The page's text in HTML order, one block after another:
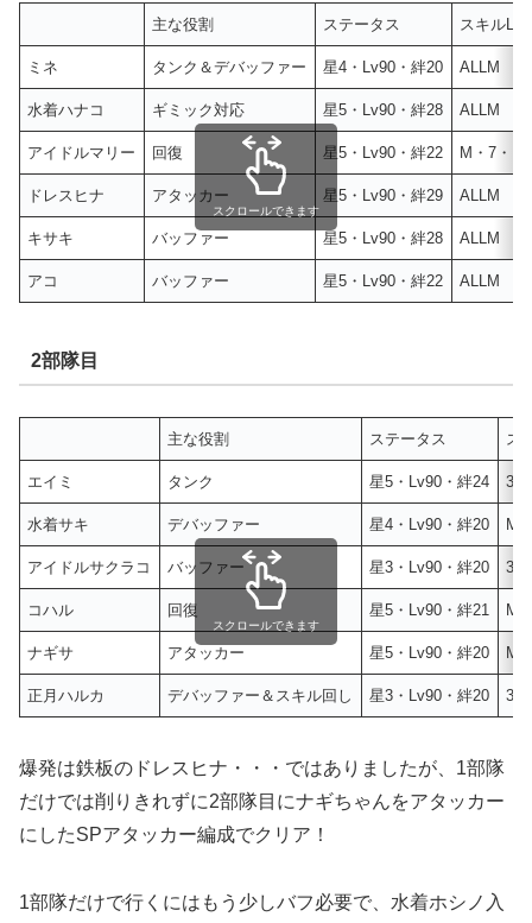
主な役割 ステータス スキルLv
ミネ タンク＆デバッファー 星4・Lv90・絆20 ALLM
水着ハナコ ギミック対応 星5・Lv90・絆28 ALLM
アイドルマリー 回復 星5・Lv90・絆22 M・7・M
ドレスヒナ アタッカー 星5・Lv90・絆29 ALLM
キサキ バッファー 星5・Lv90・絆28 ALLM
アコ バッファー 星5・Lv90・絆22 ALLM
スクロールできます
2部隊目
主な役割 ステータス ス
エイミ タンク 星5・Lv90・絆24 3
水着サキ デバッファー 星4・Lv90・絆20 M
アイドルサクラコ バッファー 星3・Lv90・絆20 3
コハル 回復 星5・Lv90・絆21 M
ナギサ アタッカー 星5・Lv90・絆20 M
正月ハルカ デバッファー＆スキル回し 星3・Lv90・絆20 3
スクロールできます
爆発は鉄板のドレスヒナ・・・ではありましたが、1部隊
だけでは削りきれずに2部隊目にナギちゃんをアタッカー
にしたSPアタッカー編成でクリア！
1部隊だけで行くにはもう少しバフ必要で、水着ホシノ入